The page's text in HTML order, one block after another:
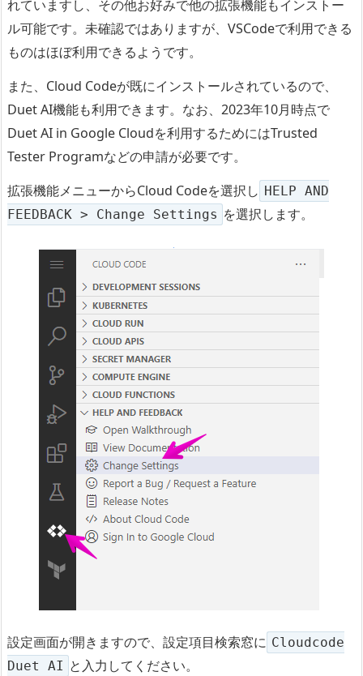
れていますし、その他お好みで他の拡張機能もインストー
ル可能です。未確認ではありますが、VSCodeで利用できる
ものはほぼ利用できるようです。
また、Cloud Codeが既にインストールされているので、
Duet AI機能も利用できます。なお、2023年10月時点で
Duet AI in Google Cloudを利用するためにはTrusted
Tester Programなどの申請が必要です。
拡張機能メニューからCloud Codeを選択し HELP AND
FEEDBACK > Change Settings を選択します。
設定画面が開きますので、設定項目検索窓に Cloudcode
Duet AI と入力してください。